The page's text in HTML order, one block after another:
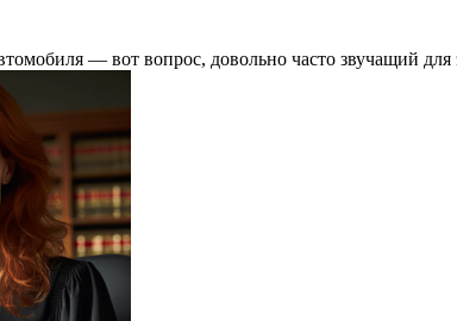
― вот вопрос, довольно часто звучащий